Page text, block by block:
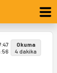
Okuma
4 dakika